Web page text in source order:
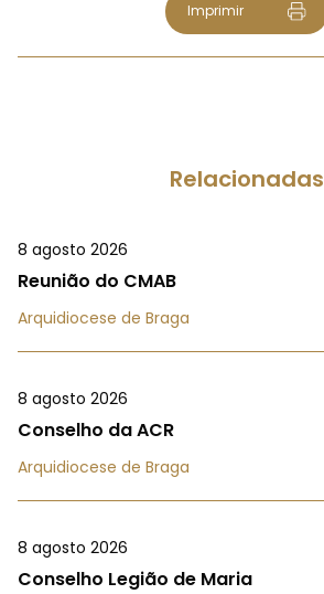
Imprimir
Relacionadas
8 agosto 2026
Reunião do CMAB
Arquidiocese de Braga
8 agosto 2026
Conselho da ACR
Arquidiocese de Braga
8 agosto 2026
Conselho Legião de Maria